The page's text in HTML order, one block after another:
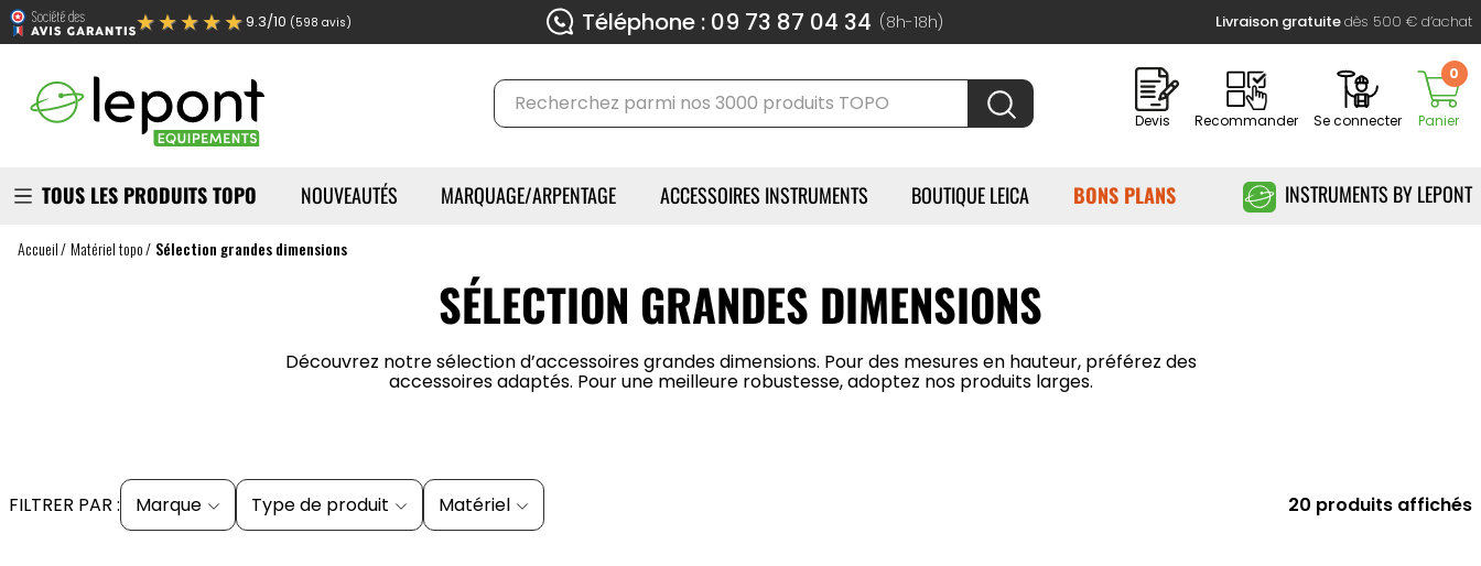
★★★★★9.3/10 (598 avis) Téléphone : 09 73 87 04 34 (8h-18h) Livraison gratuitedès 500 € d’achat
Devis Recommander Se connecter Panier
0
TOUS LES PRODUITS TOPO NOUVEAUTÉS MARQUAGE/ARPENTAGE ACCESSOIRES INSTRUMENTS BOUTIQUE LEICA BONS PLANS INSTRUMENTS BY LEPONT
Accueil Matériel topo Sélection grandes dimensions
SÉLECTION GRANDES DIMENSIONS
Découvrez notre sélection d’accessoires grandes dimensions. Pour des mesures en hauteur, préférez des
accessoires adaptés. Pour une meilleure robustesse, adoptez nos produits larges.
FILTRER PAR : Marque Type de produit Matériel 20 produits affichés